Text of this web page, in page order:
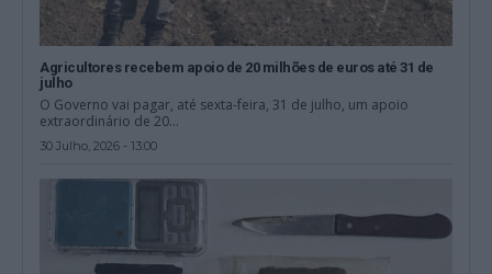
Agricultores recebem apoio de 20 milhões de euros até 31 de
julho
O Governo vai pagar, até sexta-feira, 31 de julho, um apoio
extraordinário de 20...
30 Julho, 2026 - 13:00